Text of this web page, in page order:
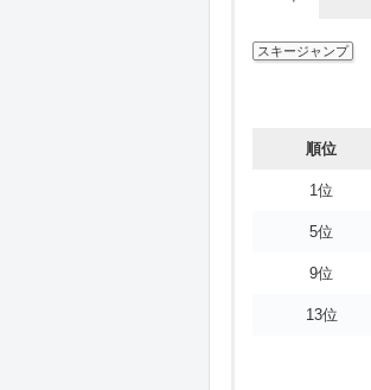
スキージャンプ
順位
1位
5位
9位
13位